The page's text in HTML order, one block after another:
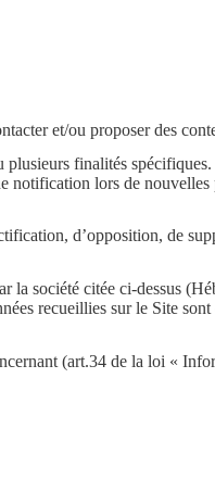
et/ou proposer des
finalités
notification lors de
d’opposition, de
la société citée ci-dessus
recueillies sur le Site
(art.34 de la loi «